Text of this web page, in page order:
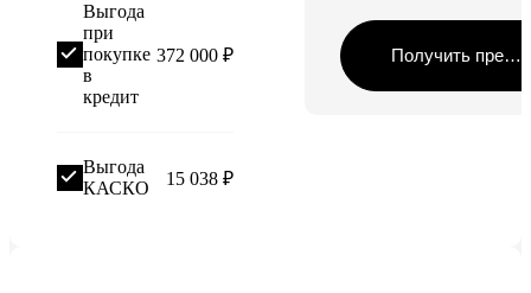
372 000 ₽
Выгода
при
покупке
в
кредит
15 038 ₽
Выгода
КАСКО
Получить